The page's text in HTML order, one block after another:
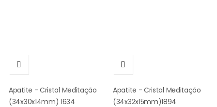

Apatite - Cristal Meditação
(34x30x14mm) 1634

Apatite - Cristal Meditação
(34x32x15mm)1894